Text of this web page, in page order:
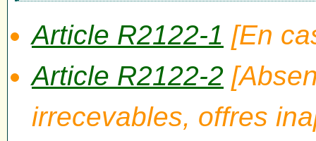
Article R2122-1 [En
Article R2122-2
irrecevables, offres